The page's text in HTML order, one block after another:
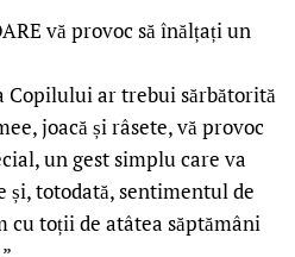
vă provoc să înălțați un
Copilului ar trebui sărbătorită
joacă și râsete, vă provoc
un gest simplu care va
și, totodată, sentimentul de
toții de atâtea săptămâni